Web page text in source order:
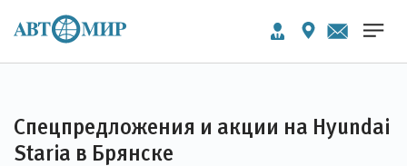
Спецпредложения и акции на Hyundai
Staria в Брянске